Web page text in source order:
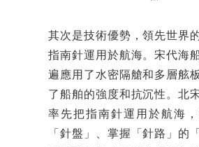
其次是技術優勢，領先世界
指南針運用於航海。宋代海
遍應用了水密隔艙和多層舷
了船舶的強度和抗沉性。北
率先把指南針運用於航海，
「針盤」、掌握「針路」的